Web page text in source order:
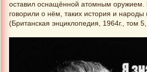
оставил оснащённой атомным оружием.
говорили о нём, таких история и
(Британская энциклопедия, 1964г., том